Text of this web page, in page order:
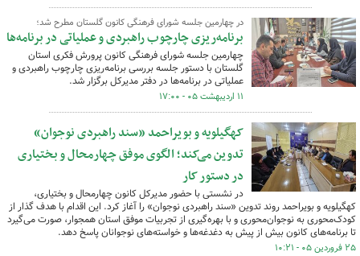
در چهارمین جلسه شورای فرهنگی کانون گلستان مطرح شد؛
برنامه‌ریزی چارچوب راهبردی و عملیاتی در برنامه‌ها
چهارمین جلسه شورای فرهنگی کانون پرورش فکری استان
گلستان با دستور جلسه بررسی برنامه‌ریزی چارچوب راهبردی و
عملیاتی در برنامه‌ها در دفتر مدیرکل برگزار شد.
۱۱ اردیبهشت ۰۵ - ۱۷:۰۰
کهگیلویه و بویراحمد «سند راهبردی نوجوان»
تدوین می‌کند؛ الگوی موفق چهارمحال و بختیاری
در دستور کار
در نشستی با حضور مدیرکل کانون چهارمحال و بختیاری،
کهگیلویه و بویراحمد روند تدوین «سند راهبردی نوجوان» را آغاز کرد. این اقدام با هدف گذار از
کودک‌محوری به نوجوان‌محوری و با بهره‌گیری از تجربیات موفق استان همجوار، صورت می‌گیرد
تا برنامه‌های کانون بیش از پیش به دغدغه‌ها و خواسته‌های نوجوانان پاسخ دهد.
۲۵ فروردین ۰۵ - ۱۰:۲۱